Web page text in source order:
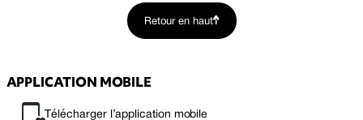
Retour en haut
APPLICATION MOBILE
Télécharger l’application mobile